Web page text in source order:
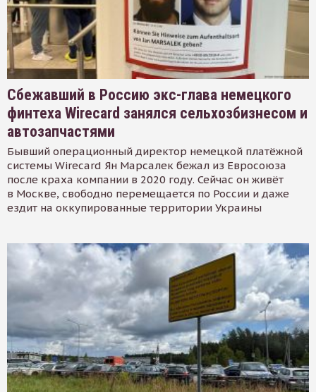
Сбежавший в Россию экс-глава немецкого
финтеха Wirecard занялся сельхозбизнесом и
автозапчастями
Бывший операционный директор немецкой платёжной
системы Wirecard Ян Марсалек бежал из Евросоюза
после краха компании в 2020 году. Сейчас он живёт
в Москве, свободно перемещается по России и даже
ездит на оккупированные территории Украины